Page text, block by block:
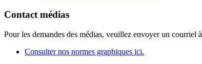
Contact médias
Pour les demandes des médias, veuillez envoyer un courriel à
Consulter nos normes graphiques ici.